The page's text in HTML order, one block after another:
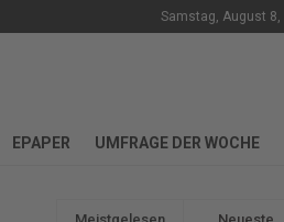
Samstag, August 8,
EPAPER UMFRAGE DER WOCHE